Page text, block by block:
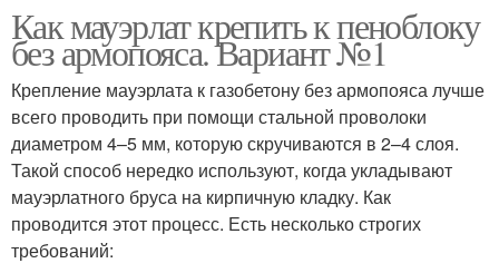
Как мауэрлат крепить к пеноблоку
без армопояса. Вариант №1
Крепление мауэрлата к газобетону без армопояса лучше
всего проводить при помощи стальной проволоки
диаметром 4–5 мм, которую скручиваются в 2–4 слоя.
Такой способ нередко используют, когда укладывают
мауэрлатного бруса на кирпичную кладку. Как
проводится этот процесс. Есть несколько строгих
требований: